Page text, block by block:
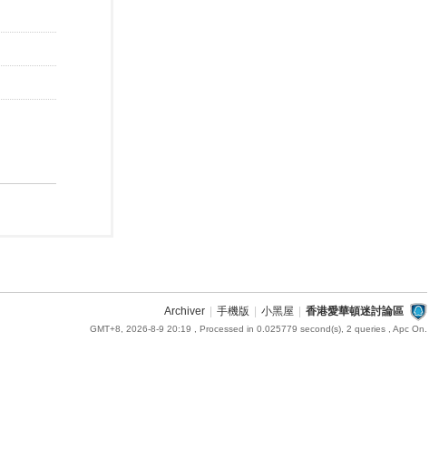
Archiver 手機版 小黑屋 香港愛華頓迷討論區
GMT+8, 2026-8-9 20:19 , Processed in 0.025779 second(s), 2 queries , Apc On.